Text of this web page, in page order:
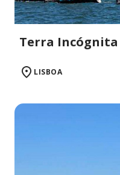
Terra
LISBOA